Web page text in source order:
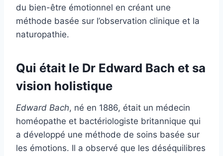
du bien-être émotionnel en créant une
méthode basée sur l’observation clinique et la
naturopathie.
Qui était le Dr Edward Bach et sa
vision holistique
Edward Bach, né en 1886, était un médecin
homéopathe et bactériologiste britannique qui
a développé une méthode de soins basée sur
les émotions. Il a observé que les déséquilibres